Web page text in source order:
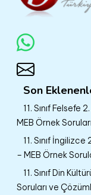
Son
11. Sınıf Felsefe
MEB Örnek Soruları
11. Sınıf
– MEB Örnek
11. Sınıf Din
Soruları ve